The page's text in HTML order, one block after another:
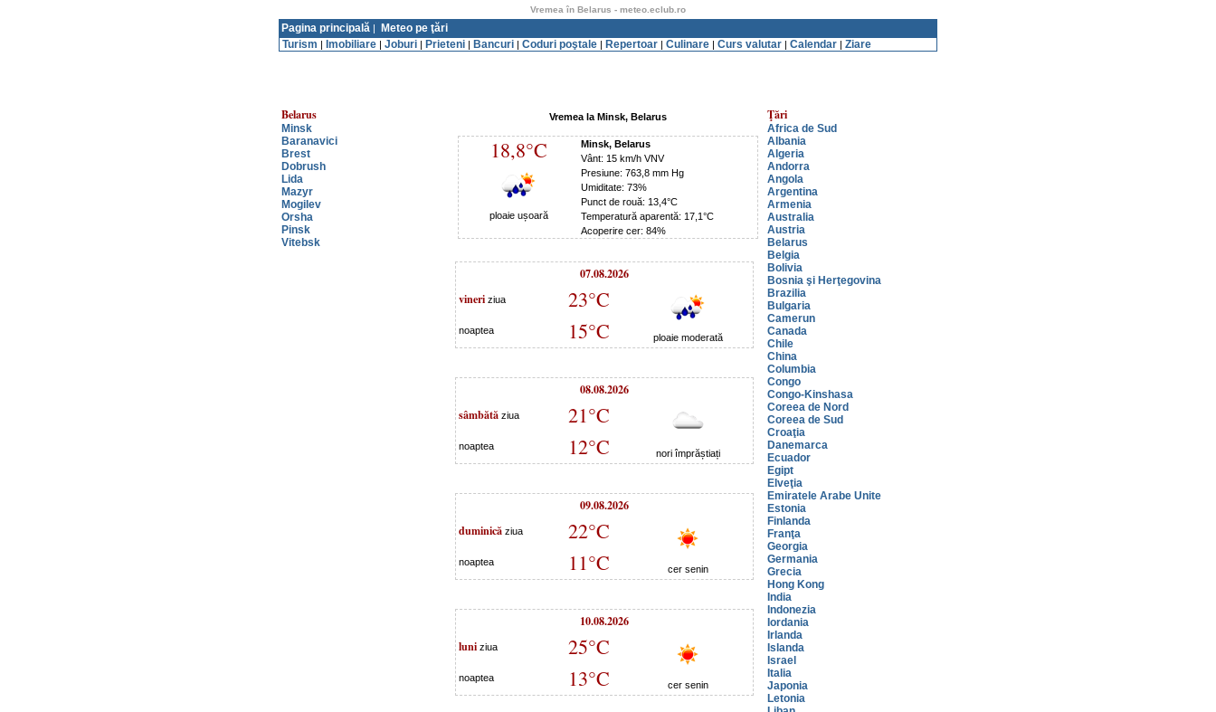
Vremea în Belarus - meteo.eclub.ro
Pagina principală |
Meteo pe ţări
Turism | Imobiliare | Joburi | Prieteni | Bancuri | Coduri poştale | Repertoar | Culinare | Curs valutar | Calendar | Ziare
Belarus
Minsk
Baranavici
Brest
Dobrush
Lida
Mazyr
Mogilev
Orsha
Pinsk
Vitebsk
Vremea la Minsk, Belarus
18,8°C
ploaie ușoară
Minsk, Belarus
Vânt: 15 km/h VNV
Presiune: 763,8 mm Hg
Umiditate: 73%
Punct de rouă: 13,4°C
Temperatură aparentă: 17,1°C
Acoperire cer: 84%
07.08.2026
vineri ziua 23°C
ploaie moderată
noaptea 15°C
08.08.2026
sâmbătă ziua 21°C
nori împrăștiați
noaptea 12°C
09.08.2026
duminică ziua 22°C
cer senin
noaptea 11°C
10.08.2026
luni ziua 25°C
cer senin
noaptea 13°C
Ţări
Africa de Sud
Albania
Algeria
Andorra
Angola
Argentina
Armenia
Australia
Austria
Belarus
Belgia
Bolivia
Bosnia şi Herţegovina
Brazilia
Bulgaria
Camerun
Canada
Chile
China
Columbia
Congo
Congo-Kinshasa
Coreea de Nord
Coreea de Sud
Croaţia
Danemarca
Ecuador
Egipt
Elveţia
Emiratele Arabe Unite
Estonia
Finlanda
Franţa
Georgia
Germania
Grecia
Hong Kong
India
Indonezia
Iordania
Irlanda
Islanda
Israel
Italia
Japonia
Letonia